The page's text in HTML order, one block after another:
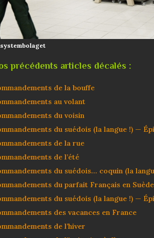
précédents articles décalés :
de la bouffe
au volant
du voisin
du suédois (la langue !) —
de la rue
de l’été
du suédois… coquin (la
du parfait Français en Suède
du suédois (la langue !) —
des vacances en France
de l’hiver